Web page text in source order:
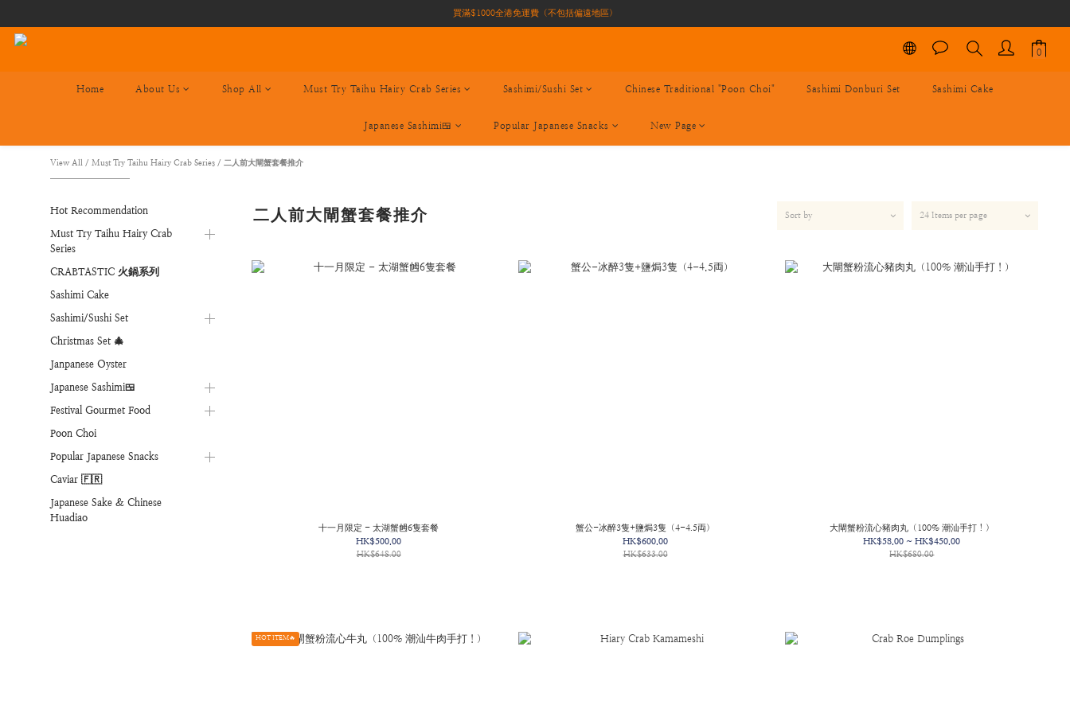
買滿$1000全港免運費（不包括偏遠地區）
買滿$1000全港免運費（不包括偏遠地區）
買滿$1000全港免運費（不包括偏遠地區）
Home About Us Shop All Must Try Taihu Hairy Crab Series Sashimi/Sushi Set Chinese Traditional "Poon Choi" Sashimi Donburi Set Sashimi Cake
Japanese Sashimi🍱 Popular Japanese Snacks New Page
View All / Must Try Taihu Hairy Crab Series / 二人前大閘蟹套餐推介
Hot Recommendation
Must Try Taihu Hairy Crab
Series
CRABTASTIC 火鍋系列
Sashimi Cake
Sashimi/Sushi Set
Christmas Set 🎄
Janpanese Oyster
Japanese Sashimi🍱
Festival Gourmet Food
Poon Choi
Popular Japanese Snacks
Caviar 🇫🇷
Japanese Sake & Chinese
Huadiao
二人前大閘蟹套餐推介 Sort by 24 Items per page
十一月限定 - 太湖蟹乸6隻套餐
HK$500.00
HK$648.00
蟹公-冰醉3隻+鹽焗3隻（4-4.5両）
HK$600.00
HK$633.00
大閘蟹粉流心豬肉丸（100% 潮汕手打！）
HK$58.00 ~ HK$450.00
HK$680.00
HOT ITEM🔥